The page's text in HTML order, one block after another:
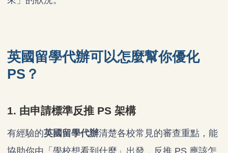
英國留學代辦可以怎麼幫你優化
PS？
1. 由申請標準反推 PS 架構
有經驗的英國留學代辦清楚各校常見的審查重點，能
協助你由「學校想看到什麼」出發，反推 PS 應該怎